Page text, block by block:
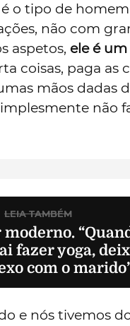
é o tipo de
não com
aspetos, ele é
coisas, paga as
mãos dadas
não
LEIA TAMBÉM
fazer yoga,
com o
e nós tivemos